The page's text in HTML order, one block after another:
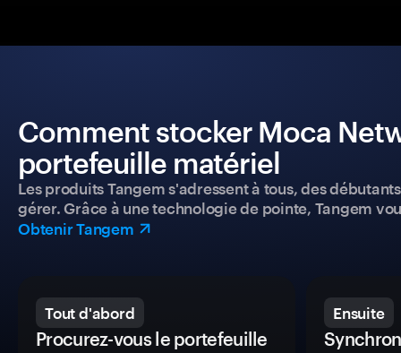
Comment stocker Moca
portefeuille matériel
Les produits Tangem s'adressent à tous, des
gérer. Grâce à une technologie de pointe, Tangem
Obtenir Tangem
Tout d'abord
Procurez-vous le portefeuille
Ensuite